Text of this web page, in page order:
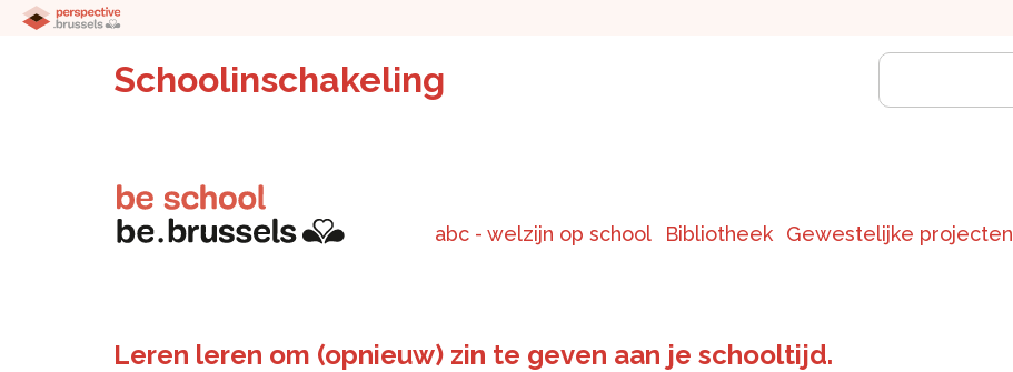
Schoolinschakeling
abc - welzijn op school Bibliotheek Gewestelijke projecten
Leren leren om (opnieuw) zin te geven aan je schooltijd.